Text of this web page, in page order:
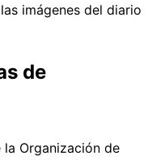
imágenes del diario
de
Organización de